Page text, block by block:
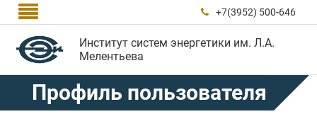
  +7(3952) 500-646
Институт систем энергетики им. Л.А.
Мелентьева
Профиль пользователя